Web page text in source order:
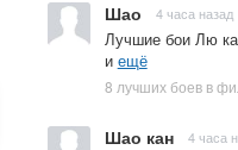
Шао 4 часа назад
Лучшие бои Лю
и ещё
Шао кан 4 часа